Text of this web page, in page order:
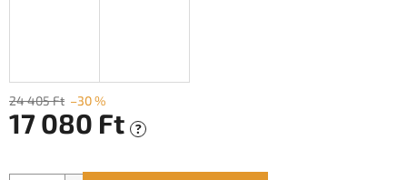
24 405 Ft –30 %
17 080 Ft ?